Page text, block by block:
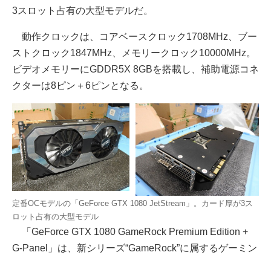
3スロット占有の大型モデルだ。
動作クロックは、コアベースクロック1708MHz、ブー
ストクロック1847MHz、メモリークロック10000MHz。
ビデオメモリーにGDDR5X 8GBを搭載し、補助電源コネ
クターは8ピン＋6ピンとなる。
定番OCモデルの「GeForce GTX 1080 JetStream」。カード厚が3ス
ロット占有の大型モデル
「GeForce GTX 1080 GameRock Premium Edition +
G-Panel」は、新シリーズ“GameRock”に属するゲーミン